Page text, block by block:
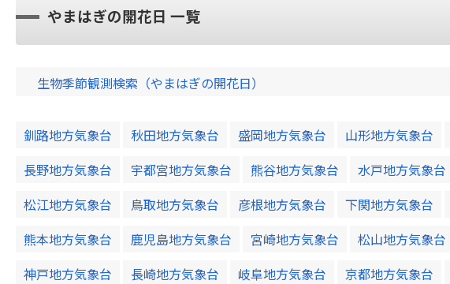
やまはぎの開花日 一覧
生物季節観測検索（やまはぎの開花日）
釧路地方気象台 秋田地方気象台 盛岡地方気象台 山形地方気象台
長野地方気象台
宇都宮地方気象台 熊谷地方気象台 水戸地方気象台
松江地方気象台
鳥取地方気象台 彦根地方気象台 下関地方気象台
熊本地方気象台
鹿児島地方気象台 宮崎地方気象台 松山地方気象台
神戸地方気象台
長崎地方気象台 岐阜地方気象台 京都地方気象台